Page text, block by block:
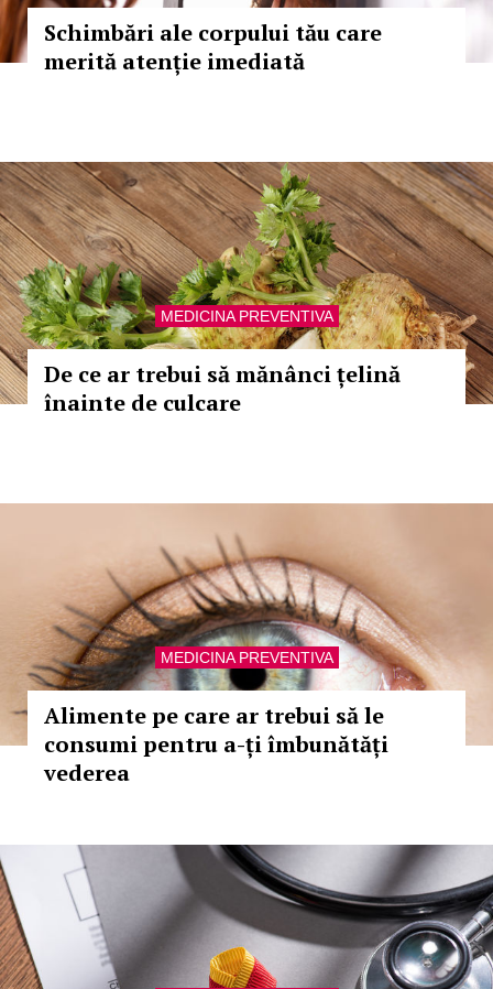
Schimbări ale corpului tău care
merită atenție imediată
MEDICINA PREVENTIVA
De ce ar trebui să mănânci țelină
înainte de culcare
MEDICINA PREVENTIVA
Alimente pe care ar trebui să le
consumi pentru a-ți îmbunătăți
vederea